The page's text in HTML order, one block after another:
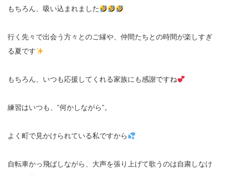
もちろん、吸い込まれました
行く先々で出会う方々とのご縁や、仲間たちとの時間が楽しすぎ
る夏です
もちろん、いつも応援してくれる家族にも感謝ですね
練習はいつも、”何かしながら”。
よく町で見かけられている私ですから
自転車かっ飛ばしながら、大声を張り上げて歌うのは自粛しなけ